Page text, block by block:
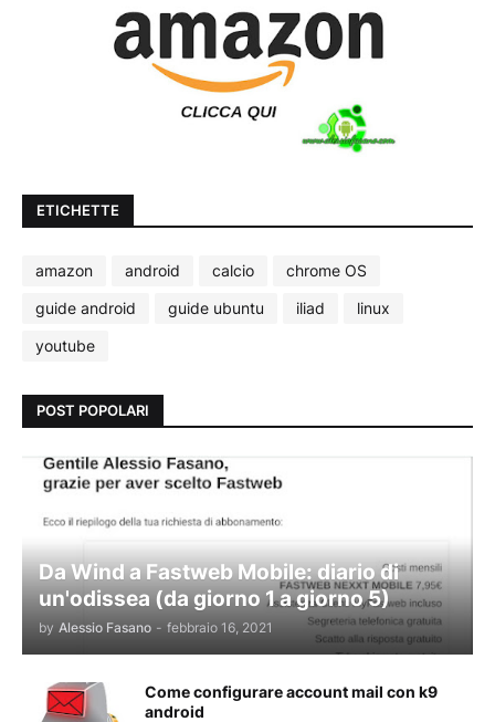
ETICHETTE
amazon android calcio
chrome OS
guide android
guide ubuntu iliad
linux
youtube
POST POPOLARI
Da Wind a Fastweb Mobile: diario di
un'odissea (da giorno 1 a giorno 5)
by Alessio Fasano - febbraio 16, 2021
Come configurare account mail con k9
android